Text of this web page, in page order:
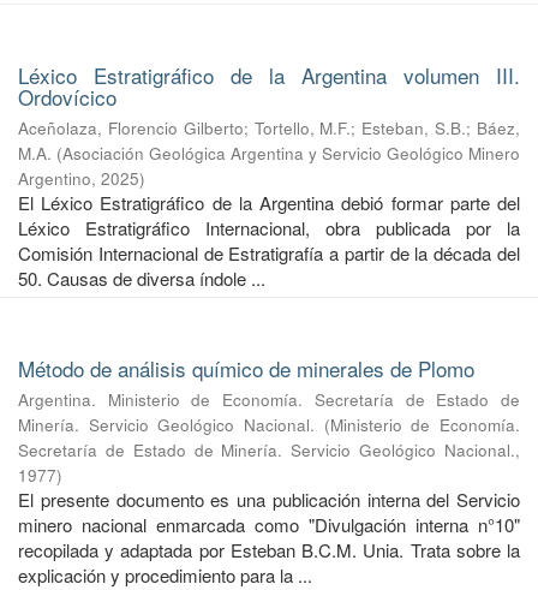
Léxico Estratigráfico de la Argentina volumen III.
Ordovícico
Aceñolaza, Florencio Gilberto; Tortello, M.F.; Esteban, S.B.; Báez,
M.A. (Asociación Geológica Argentina y Servicio Geológico Minero
Argentino, 2025)
El Léxico Estratigráfico de la Argentina debió formar parte del
Léxico Estratigráfico Internacional, obra publicada por la
Comisión Internacional de Estratigrafía a partir de la década del
50. Causas de diversa índole ...
Método de análisis químico de minerales de Plomo
Argentina. Ministerio de Economía. Secretaría de Estado de
Minería. Servicio Geológico Nacional. (Ministerio de Economía.
Secretaría de Estado de Minería. Servicio Geológico Nacional.,
1977)
El presente documento es una publicación interna del Servicio
minero nacional enmarcada como "Divulgación interna n°10"
recopilada y adaptada por Esteban B.C.M. Unia. Trata sobre la
explicación y procedimiento para la ...